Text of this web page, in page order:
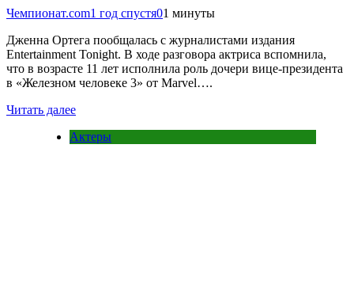
Чемпионат.com1 год спустя01 минуты
Дженна Ортега пообщалась с журналистами издания
Entertainment Tonight. В ходе разговора актриса вспомнила,
что в возрасте 11 лет исполнила роль дочери вице-президента
в «Железном человеке 3» от Marvel….
Читать далее
Актеры